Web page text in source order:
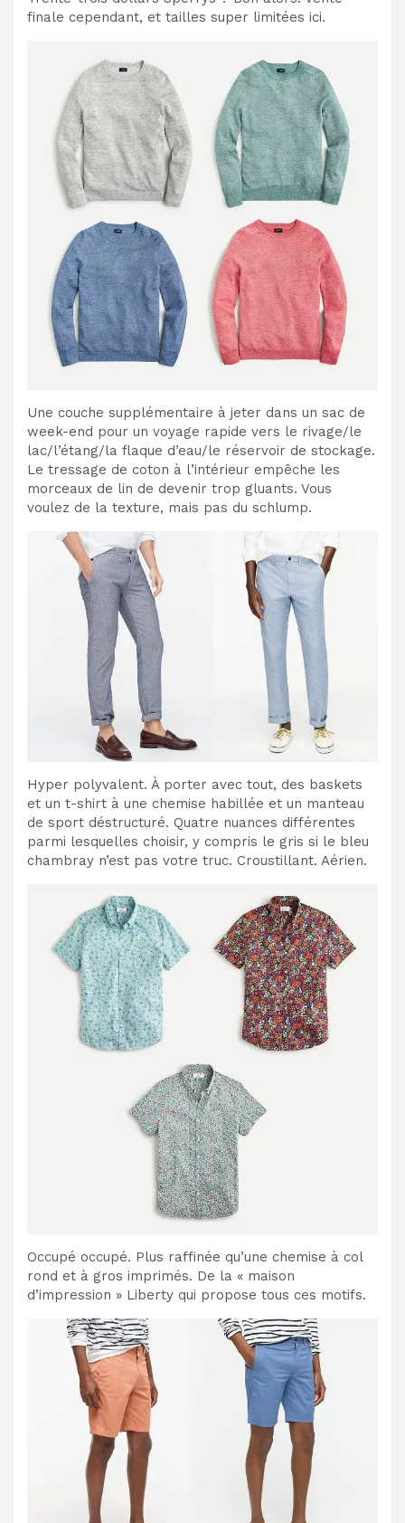
finale cependant, et tailles super limitées ici.
Une couche supplémentaire à jeter dans un sac de
week-end pour un voyage rapide vers le rivage/le
lac/l’étang/la flaque d’eau/le réservoir de stockage.
Le tressage de coton à l’intérieur empêche les
morceaux de lin de devenir trop gluants. Vous
voulez de la texture, mais pas du schlump.
Hyper polyvalent. À porter avec tout, des baskets
et un t-shirt à une chemise habillée et un manteau
de sport déstructuré. Quatre nuances différentes
parmi lesquelles choisir, y compris le gris si le bleu
chambray n’est pas votre truc. Croustillant. Aérien.
Occupé occupé. Plus raffinée qu’une chemise à col
rond et à gros imprimés. De la « maison
d’impression » Liberty qui propose tous ces motifs.